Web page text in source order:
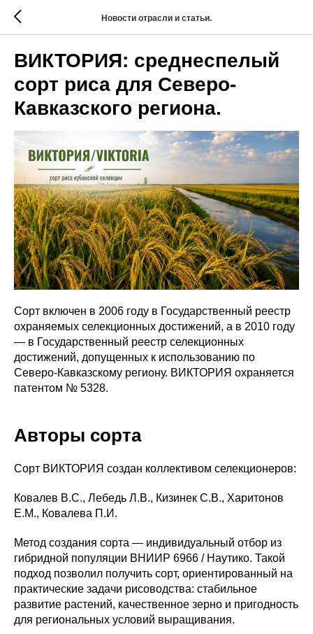
Новости отрасли и статьи.
ВИКТОРИЯ: среднеспелый
сорт риса для Северо-
Кавказского региона.
Сорт включен в 2006 году в Государственный реестр
охраняемых селекционных достижений, а в 2010 году
— в Государственный реестр селекционных
достижений, допущенных к использованию по
Северо-Кавказскому региону. ВИКТОРИЯ охраняется
патентом № 5328.
Авторы сорта
Сорт ВИКТОРИЯ создан коллективом селекционеров:
Ковалев В.С., Лебедь Л.В., Кизинек С.В., Харитонов
Е.М., Ковалева П.И.
Метод создания сорта — индивидуальный отбор из
гибридной популяции ВНИИР 6966 / Наутико. Такой
подход позволил получить сорт, ориентированный на
практические задачи рисоводства: стабильное
развитие растений, качественное зерно и пригодность
для региональных условий выращивания.